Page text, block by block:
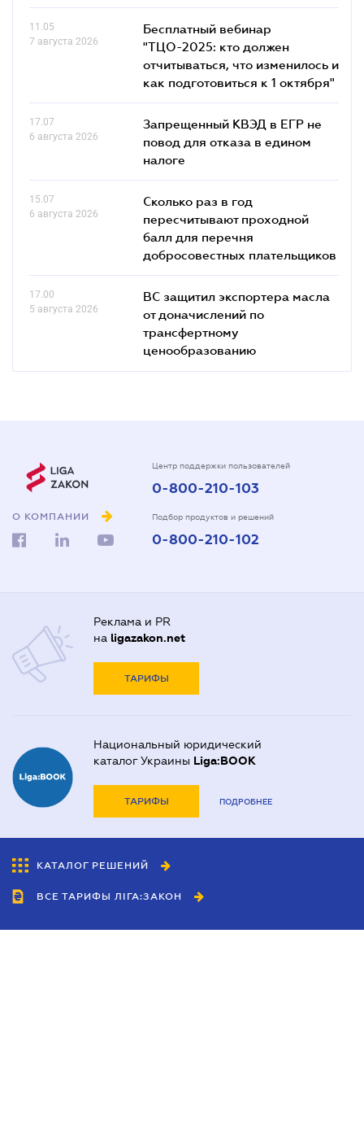
11.05
7 августа 2026
Бесплатный вебинар
"ТЦО-2025: кто должен
отчитываться, что изменилось и
как подготовиться к 1 октября"
17.07
6 августа 2026
Запрещенный КВЭД в ЕГР не
повод для отказа в едином
налоге
15.07
6 августа 2026
Сколько раз в год
пересчитывают проходной
балл для перечня
добросовестных плательщиков
17.00
5 августа 2026
ВС защитил экспортера масла
от доначислений по
трансфертному
ценообразованию
О КОМПАНИИ
Центр поддержки пользователей
0-800-210-103
Подбор продуктов и решений
0-800-210-102
Реклама и PR
на ligazakon.net
ТАРИФЫ
Национальный юридический
каталог Украины Liga:BOOK
ТАРИФЫ ПОДРОБНЕЕ
КАТАЛОГ РЕШЕНИЙ
ВСЕ ТАРИФЫ ЛІГА:ЗАКОН